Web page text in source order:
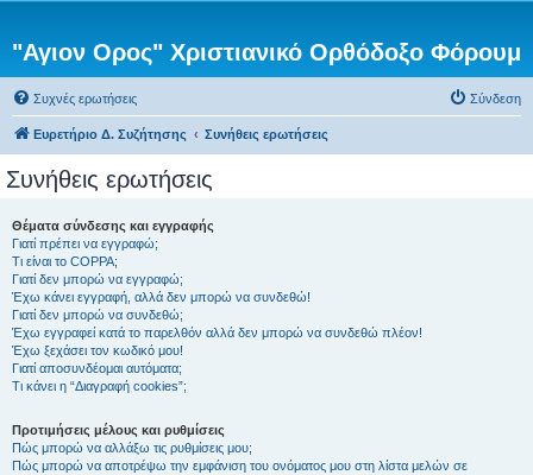
"Αγιον Ορος" Χριστιανικό Ορθόδοξο Φόρουμ
Συχνές ερωτήσεις Σύνδεση
Ευρετήριο Δ. Συζήτησης Συνήθεις ερωτήσεις
Συνήθεις ερωτήσεις
Θέματα σύνδεσης και εγγραφής
Γιατί πρέπει να εγγραφώ;
Τι είναι το COPPA;
Γιατί δεν μπορώ να εγγραφώ;
Έχω κάνει εγγραφή, αλλά δεν μπορώ να συνδεθώ!
Γιατί δεν μπορώ να συνδεθώ;
Έχω εγγραφεί κατά το παρελθόν αλλά δεν μπορώ να συνδεθώ πλέον!
Έχω ξεχάσει τον κωδικό μου!
Γιατί αποσυνδέομαι αυτόματα;
Τι κάνει η “Διαγραφή cookies”;
Προτιμήσεις μέλους και ρυθμίσεις
Πώς μπορώ να αλλάξω τις ρυθμίσεις μου;
Πώς μπορώ να αποτρέψω την εμφάνιση του ονόματος μου στη λίστα μελών σε